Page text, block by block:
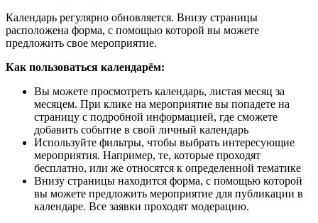
Календарь регулярно обновляется. Внизу страницы
расположена форма, с помощью которой вы можете
предложить свое мероприятие.
Как пользоваться календарём:
Вы можете просмотреть календарь, листая месяц за
месяцем. При клике на мероприятие вы попадете на
страницу с подробной информацией, где сможете
добавить событие в свой личный календарь
Используйте фильтры, чтобы выбрать интересующие
мероприятия. Например, те, которые проходят
бесплатно, или же относятся к определенной тематике
Внизу страницы находится форма, с помощью которой
вы можете предложить мероприятие для публикации в
календаре. Все заявки проходят модерацию.